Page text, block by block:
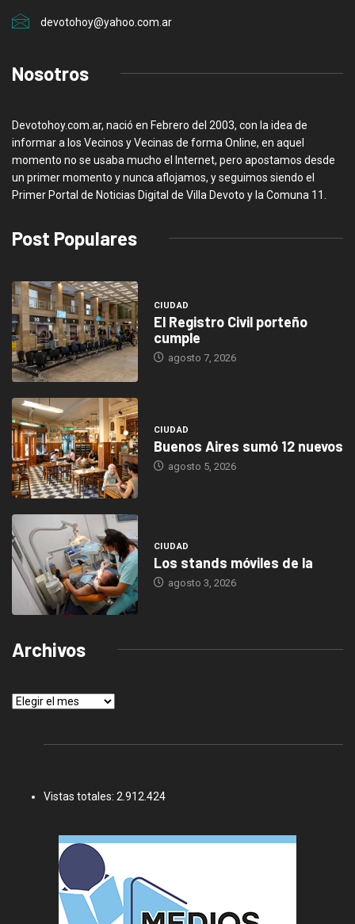
devotohoy@yahoo.com.ar
Nosotros
Devotohoy.com.ar, nació en Febrero del 2003, con la idea de
informar a los Vecinos y Vecinas de forma Online, en aquel
momento no se usaba mucho el Internet, pero apostamos desde
un primer momento y nunca aflojamos, y seguimos siendo el
Primer Portal de Noticias Digital de Villa Devoto y la Comuna 11.
Post Populares
CIUDAD
El Registro Civil porteño
cumple
agosto 7, 2026
CIUDAD
Buenos Aires sumó 12 nuevos
agosto 5, 2026
CIUDAD
Los stands móviles de la
agosto 3, 2026
Archivos
Archivos
Vistas totales: 2.912.424